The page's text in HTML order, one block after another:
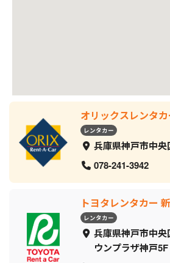
オリックスレンタ
レンタカー
兵庫県神戸市中央
078-241-3942
トヨタレンタカー
レンタカー
兵庫県神戸市中
ウンプラザ神戸5F